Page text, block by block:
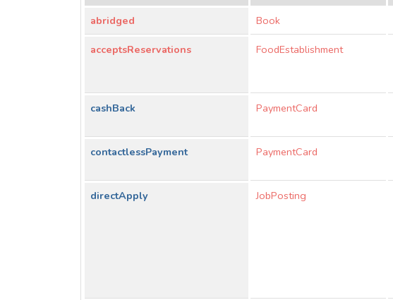
abridged Book
acceptsReservations FoodEstablishment
cashBack PaymentCard
contactlessPayment PaymentCard
directApply JobPosting